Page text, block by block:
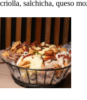
criolla, salchicha, queso